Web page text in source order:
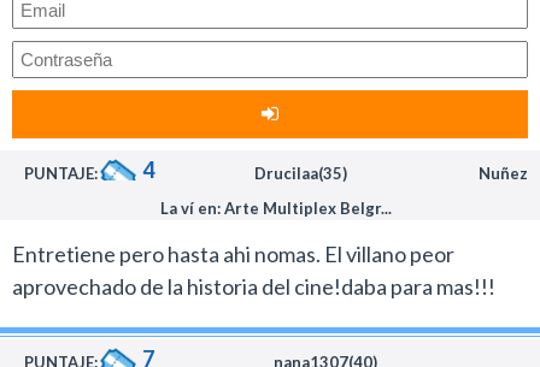
Wars, la saga literaria de Edgar Rice Burroughs con
John Carter (cuya influencia para variar está presente
en este estreno) y grandes filmes ochentosos como
Enemigo mío (1985) y El último guerrero estelar (1984)
Los Wachowski en esta ocasión trabajaron el concepto
que la humanidad fue creada en otra planeta, una típica
temática del programa de History, Alienígenas
ancestrales, que nunca llega a ser desarrollada en el
La sensación que deja esta película es que los
PUNTAJE: 4 Drucilaa(35)
Nuñez
La ví en: Arte Multiplex Belgr...
Entretiene pero hasta ahi nomas. El villano peor
aprovechado de la historia del cine!daba para mas!!!
PUNTAJE: 7 nana1307(40)